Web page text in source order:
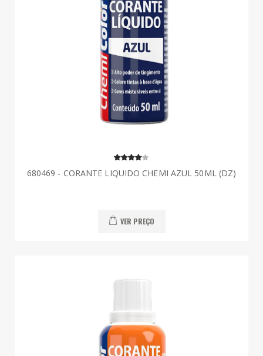
680469 - CORANTE LIQUIDO CHEMI AZUL 50ML (DZ)
VER PREÇO